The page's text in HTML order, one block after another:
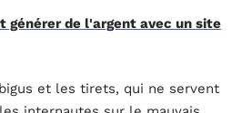
générer de l'argent avec un site
et les tirets, qui ne servent